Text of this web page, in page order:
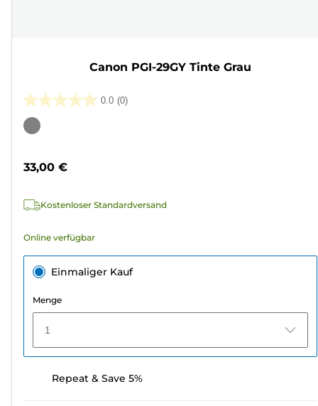
Canon PGI-29GY Tinte Grau
0.0 (0)
0.0
von
Farbpatrone
33,00 €
Kostenloser Standardversand
Online verfügbar
Einmaliger Kauf
Menge
1
Repeat & Save 5%